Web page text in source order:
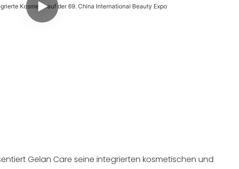
Gelan Care seine integrierten kosmetischen und